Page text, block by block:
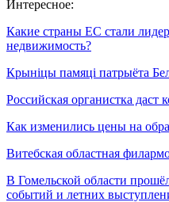
Интересное:
Какие страны ЕС стали
недвижимость?
Крыніцы памяці патрыёта
Российская органистка
Как изменились цены на
Витебская областная
В Гомельской области
событий и летних